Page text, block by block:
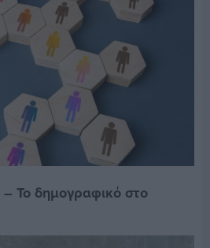
– Το δημογραφικό στο